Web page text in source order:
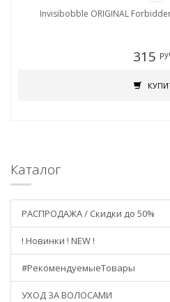
Invisibobble ORIGINAL
315
Каталог
РАСПРОДАЖА / Скидки до 50%
! Новинки ! NEW !
#РекомендуемыеТовары
УХОД ЗА ВОЛОСАМИ